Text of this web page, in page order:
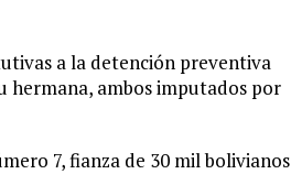
a la detención preventiva
hermana, ambos imputados por
7, fianza de 30 mil bolivianos